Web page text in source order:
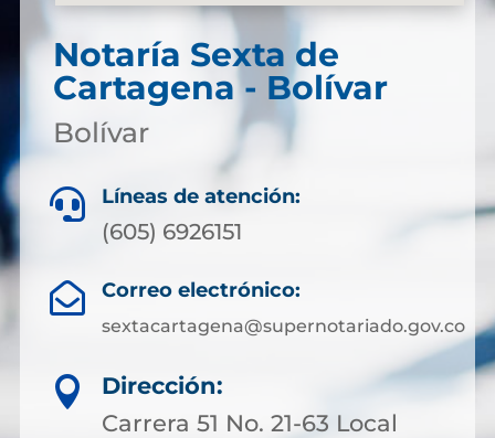
Notaría Sexta de
Cartagena - Bolívar
Bolívar
 Líneas de atención:
(605) 6926151
 Correo electrónico:
sextacartagena@supernotariado.gov.co

Dirección:
Carrera 51 No. 21-63 Local